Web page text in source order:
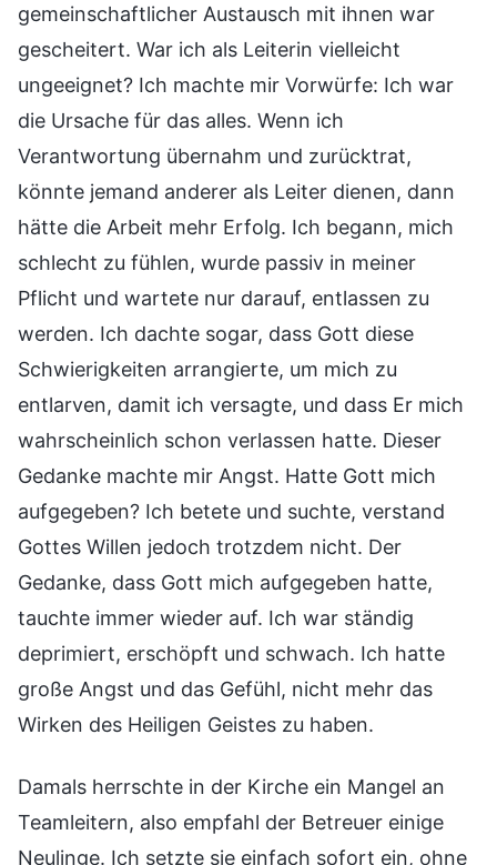
gemeinschaftlicher Austausch mit ihnen war
gescheitert. War ich als Leiterin vielleicht
ungeeignet? Ich machte mir Vorwürfe: Ich war
die Ursache für das alles. Wenn ich
Verantwortung übernahm und zurücktrat,
könnte jemand anderer als Leiter dienen, dann
hätte die Arbeit mehr Erfolg. Ich begann, mich
schlecht zu fühlen, wurde passiv in meiner
Pflicht und wartete nur darauf, entlassen zu
werden. Ich dachte sogar, dass Gott diese
Schwierigkeiten arrangierte, um mich zu
entlarven, damit ich versagte, und dass Er mich
wahrscheinlich schon verlassen hatte. Dieser
Gedanke machte mir Angst. Hatte Gott mich
aufgegeben? Ich betete und suchte, verstand
Gottes Willen jedoch trotzdem nicht. Der
Gedanke, dass Gott mich aufgegeben hatte,
tauchte immer wieder auf. Ich war ständig
deprimiert, erschöpft und schwach. Ich hatte
große Angst und das Gefühl, nicht mehr das
Wirken des Heiligen Geistes zu haben.
Damals herrschte in der Kirche ein Mangel an
Teamleitern, also empfahl der Betreuer einige
Neulinge. Ich setzte sie einfach sofort ein, ohne